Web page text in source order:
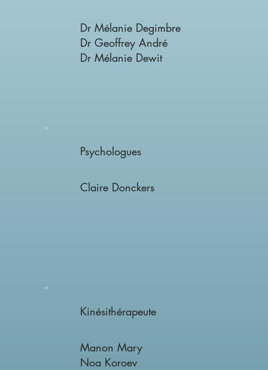
Dr Mélanie Degimbre
Dr Geoffrey André
Dr Mélanie Dewit
Psychologues
Claire Donckers
Kinésithérapeute
Manon Mary
Noa Koroev